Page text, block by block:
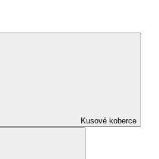
Kusové koberce